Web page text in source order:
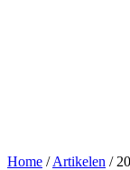
Home /Artikelen /